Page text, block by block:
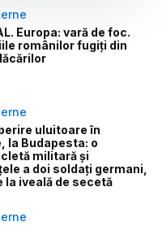
Europa: vară de foc.
românilor fugiți din
uluitoare în
la Budapesta: o
militară și
a doi soldați germani,
la iveală de secetă